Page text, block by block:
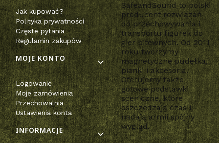
Jak kupować?
Polityka prywatności
Częste pytania
Regulamin zakupów
MOJE KONTO
Logowanie
Moje zamówienia
Przechowalnia
Ustawienia konta
INFORMACJE
SafeandSound to polski
producent rozwiązań
do przechowywania i
transportu figurek do
gier bitewnych. Od 2011
roku tworzymy
magnetyczne pudełka,
pianki i akcesoria.
Oferujemy także
gotowe podstawki
sceniczne, które
oszczędzają czas i
nadają armii spójny
wygląd.